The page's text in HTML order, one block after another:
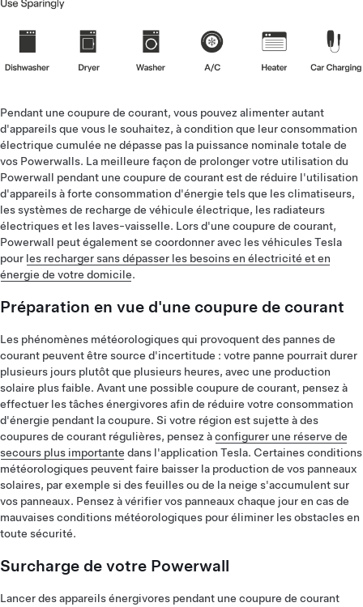
Pendant une coupure de courant, vous pouvez alimenter autant
d'appareils que vous le souhaitez, à condition que leur consommation
électrique cumulée ne dépasse pas la puissance nominale totale de
vos Powerwalls. La meilleure façon de prolonger votre utilisation du
Powerwall pendant une coupure de courant est de réduire l'utilisation
d'appareils à forte consommation d'énergie tels que les climatiseurs,
les systèmes de recharge de véhicule électrique, les radiateurs
électriques et les laves-vaisselle. Lors d'une coupure de courant,
Powerwall peut également se coordonner avec les véhicules Tesla
pour les recharger sans dépasser les besoins en électricité et en
énergie de votre domicile.
Préparation en vue d'une coupure de courant
Les phénomènes météorologiques qui provoquent des pannes de
courant peuvent être source d'incertitude : votre panne pourrait durer
plusieurs jours plutôt que plusieurs heures, avec une production
solaire plus faible. Avant une possible coupure de courant, pensez à
effectuer les tâches énergivores afin de réduire votre consommation
d'énergie pendant la coupure. Si votre région est sujette à des
coupures de courant régulières, pensez àconfigurer une réserve de
secours plus importante dans l'application Tesla. Certaines conditions
météorologiques peuvent faire baisser la production de vos panneaux
solaires, par exemple si des feuilles ou de la neige s'accumulent sur
vos panneaux. Pensez à vérifier vos panneaux chaque jour en cas de
mauvaises conditions météorologiques pour éliminer les obstacles en
toute sécurité.
Surcharge de votre Powerwall
Lancer des appareils énergivores pendant une coupure de courant